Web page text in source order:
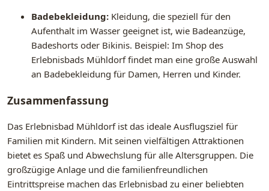
Badebekleidung: Kleidung, die speziell für den
Aufenthalt im Wasser geeignet ist, wie Badeanzüge,
Badeshorts oder Bikinis. Beispiel: Im Shop des
Erlebnisbads Mühldorf findet man eine große Auswahl
an Badebekleidung für Damen, Herren und Kinder.
Zusammenfassung
Das Erlebnisbad Mühldorf ist das ideale Ausflugsziel für
Familien mit Kindern. Mit seinen vielfältigen Attraktionen
bietet es Spaß und Abwechslung für alle Altersgruppen. Die
großzügige Anlage und die familienfreundlichen
Eintrittspreise machen das Erlebnisbad zu einer beliebten